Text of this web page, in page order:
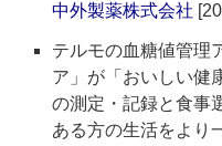
中外製薬株式会社
テルモの血糖値管理
ア」が「おいしい
の測定・記録と食事
ある方の生活をより